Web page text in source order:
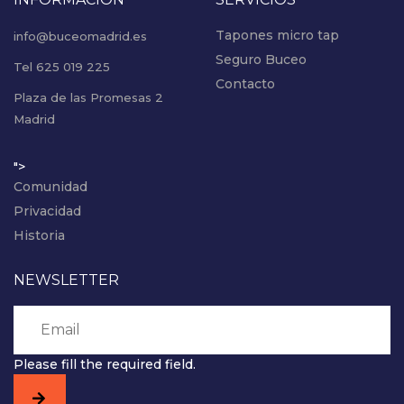
info@buceomadrid.es
Tel 625 019 225
Plaza de las Promesas 2
Madrid
Tapones micro tap
Seguro Buceo
Contacto
">
Comunidad
Privacidad
Historia
NEWSLETTER
Please fill the required field.